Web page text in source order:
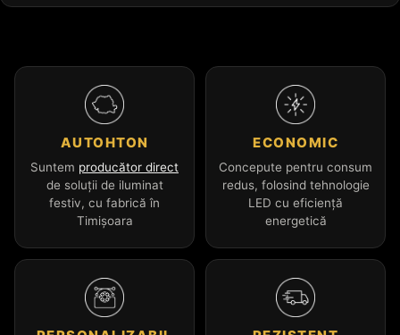
AUTOHTON
Suntem producător direct
de soluții de iluminat
festiv, cu fabrică în
Timișoara
ECONOMIC
Concepute pentru consum
redus, folosind tehnologie
LED cu eficiență
energetică